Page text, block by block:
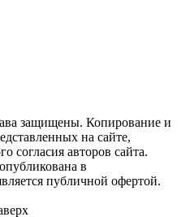
защищены. Копирование и
на сайте,
согласия авторов сайта.
в
публичной офертой.